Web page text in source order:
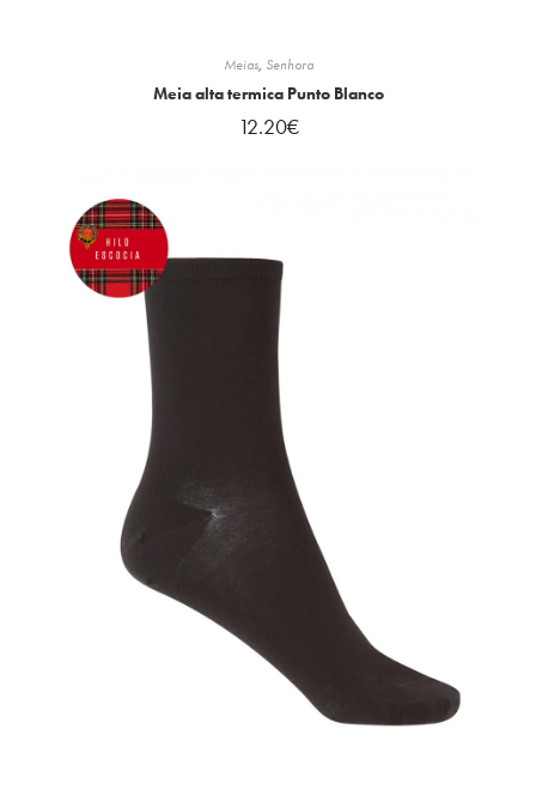
Meias, Senhora
Meia alta termica Punto Blanco
12.20€